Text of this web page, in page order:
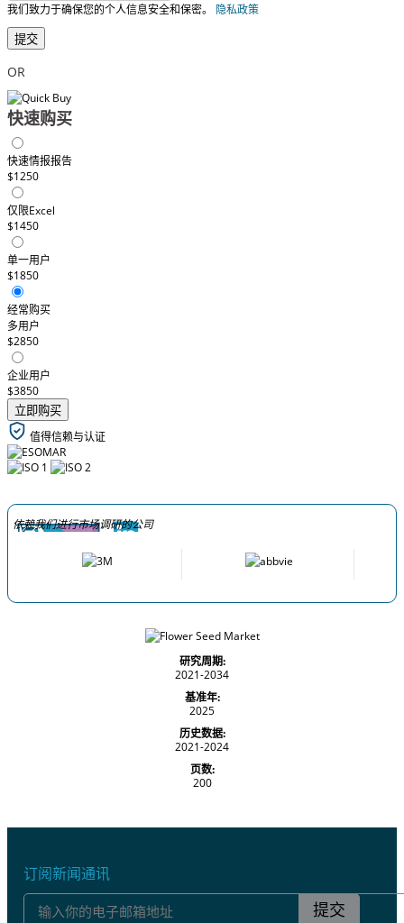
我们致力于确保您的个人信息安全和保密。 隐私政策
提交
OR
快速购买
快速情报报告
$1250
仅限Excel
$1450
单一用户
$1850
经常购买
多用户
$2850
企业用户
$3850
立即购买
值得信赖与认证
依赖我们进行市场调研的公司
研究周期:
2021-2034
基准年:
2025
历史数据:
2021-2024
页数:
200
订阅新闻通讯
提交